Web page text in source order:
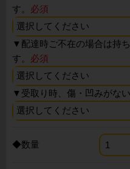
す。 必須
▼ 配達時ご不在の場合は持
す。 必須
▼ 受取り時、傷・凹みがな
◆数量